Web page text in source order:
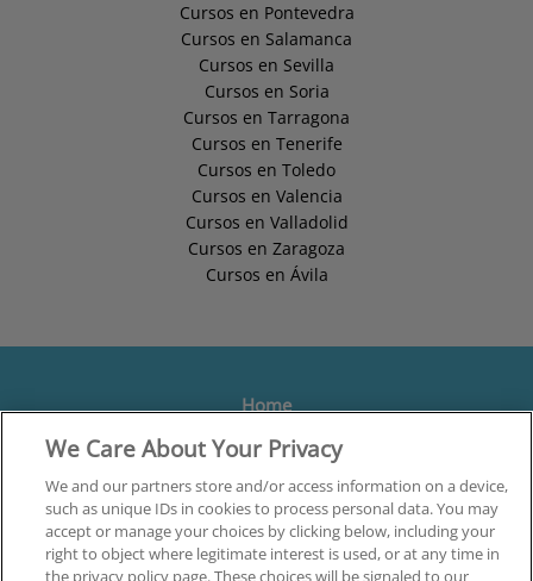
Cursos en Pontevedra
Cursos en Salamanca
Cursos en Sevilla
Cursos en Soria
Cursos en Tarragona
Cursos en Tenerife
Cursos en Toledo
Cursos en Valencia
Cursos en Valladolid
Cursos en Zaragoza
Cursos en Ávila
Home
Formación
Centros
Orientación
Quiénes somos
We Care About Your Privacy
We and our partners store and/or access information on a device,
such as unique IDs in cookies to process personal data. You may
accept or manage your choices by clicking below, including your
right to object where legitimate interest is used, or at any time in
the privacy policy page. These choices will be signaled to our